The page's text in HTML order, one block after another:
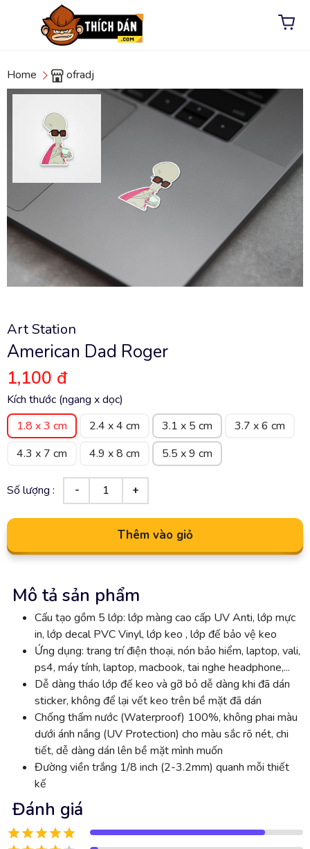
Home ofradj
Art Station
American Dad Roger
1,100 đ
Kích thước (ngang x dọc)
1.8 x 3 cm
2.4 x 4 cm 3.1 x 5 cm
3.7 x 6 cm
4.3 x 7 cm
4.9 x 8 cm 5.5 x 9 cm
Số lượng :
Thêm vào giỏ
Mô tả sản phẩm
Cấu tạo gồm 5 lớp: lớp màng cao cấp UV Anti, lớp mực
in, lớp decal PVC Vinyl, lớp keo , lớp đế bảo vệ keo
Ứng dụng: trang trí điện thoại, nón bảo hiểm, laptop, vali,
ps4, máy tính, laptop, macbook, tai nghe headphone,...
Dễ dàng tháo lớp đế keo và gỡ bỏ dễ dàng khi đã dán
sticker, không để lại vết keo trên bề mặt đã dán
Chống thấm nước (Waterproof) 100%, không phai màu
dưới ánh nắng (UV Protection) cho màu sắc rõ nét, chi
tiết, dễ dàng dán lên bề mặt mình muốn
Đường viền trắng 1/8 inch (2-3.2mm) quanh mỗi thiết
kế
Đánh giá